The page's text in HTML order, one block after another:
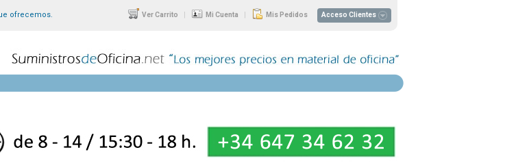
ofrecemos. Ver Carrito | Mi Cuenta | Mis Pedidos Acceso Clientes